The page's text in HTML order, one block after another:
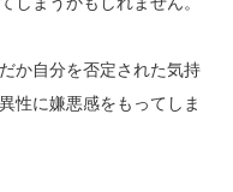
か自分を否定された気持
性に嫌悪感をもってしま